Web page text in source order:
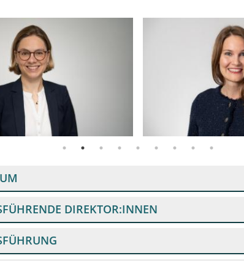
DIREKTOR:INNEN